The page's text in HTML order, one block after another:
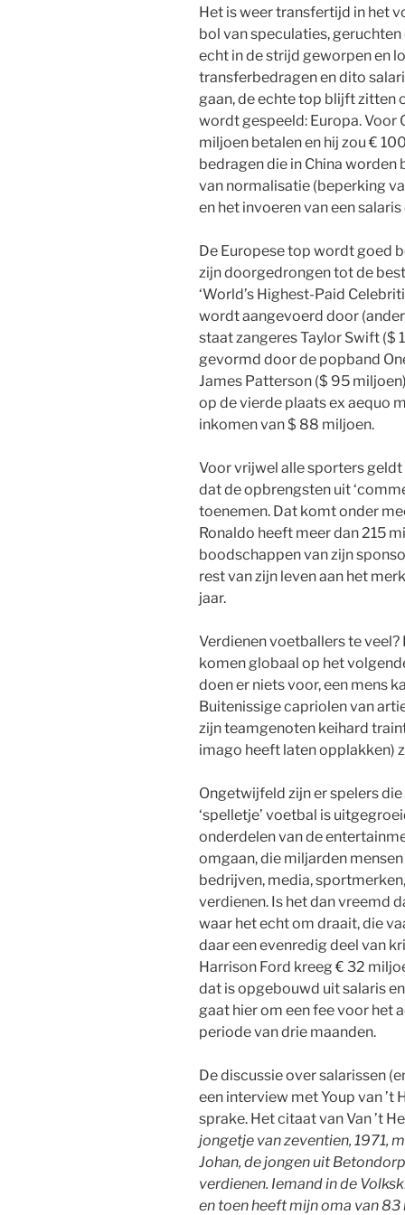
Het is weer transfertijd in het
bol van speculaties, geruchten
echt in de strijd geworpen en
transferbedragen en dito
gaan, de echte top blijft zitten
wordt gespeeld: Europa. Voor
miljoen betalen en hij zou €
bedragen die in China worden
van normalisatie (beperking
en het invoeren van een
De Europese top wordt goed
zijn doorgedrongen tot de
‘World’s Highest-Paid
wordt aangevoerd door
staat zangeres Taylor Swift ($
gevormd door de popband
James Patterson ($ 95
op de vierde plaats ex aequo
inkomen van $ 88 miljoen.
Voor vrijwel alle sporters geldt
dat de opbrengsten uit
toenemen. Dat komt onder
Ronaldo heeft meer dan 215
boodschappen van zijn
rest van zijn leven aan het
jaar.
Verdienen voetballers te
komen globaal op het
doen er niets voor, een mens
Buitenissige capriolen van
zijn teamgenoten keihard
imago heeft laten opplakken)
Ongetwijfeld zijn er spelers
‘spelletje’ voetbal is
onderdelen van de
omgaan, die miljarden
bedrijven, media,
verdienen. Is het dan vreemd
waar het echt om draait, die
daar een evenredig deel van
Harrison Ford kreeg € 32
dat is opgebouwd uit salaris
gaat hier om een fee voor het
periode van drie maanden.
De discussie over salarissen
een interview met Youp van ’t
sprake. Het citaat van Van ’t
jonge­tje van zeventien, 1971,
Johan, de jongen uit
verdienen. Iemand in de
en toen heeft mijn oma van 83